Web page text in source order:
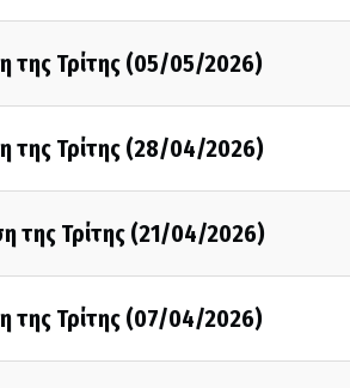
της Τρίτης (05/05/2026)
της Τρίτης (28/04/2026)
της Τρίτης (21/04/2026)
της Τρίτης (07/04/2026)